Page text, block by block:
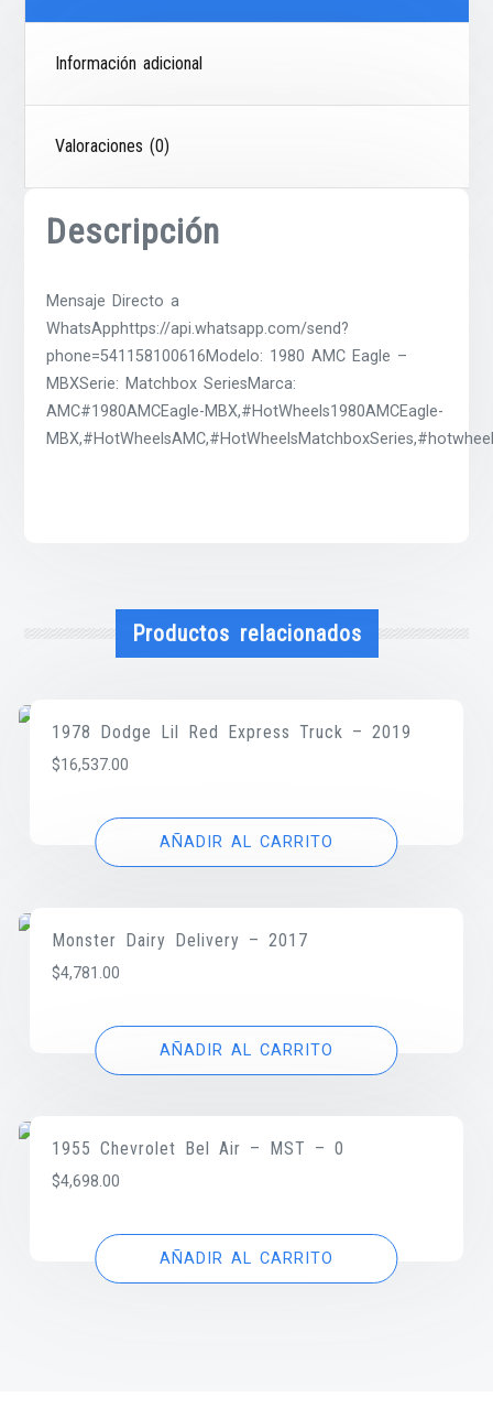
Información adicional
Valoraciones (0)
Descripción
Mensaje Directo a
WhatsApphttps://api.whatsapp.com/send?
phone=541158100616Modelo: 1980 AMC Eagle –
MBXSerie: Matchbox SeriesMarca:
AMC#1980AMCEagle-MBX,#HotWheels1980AMCEagle-
Productos relacionados
1978 Dodge Lil Red Express Truck – 2019
$16,537.00
AÑADIR AL CARRITO
Monster Dairy Delivery – 2017
$4,781.00
AÑADIR AL CARRITO
1955 Chevrolet Bel Air – MST – 0
$4,698.00
AÑADIR AL CARRITO